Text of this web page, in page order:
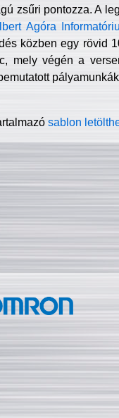
zsűri pontozza. A
Agóra
közben egy rövid
mely végén a
sablon